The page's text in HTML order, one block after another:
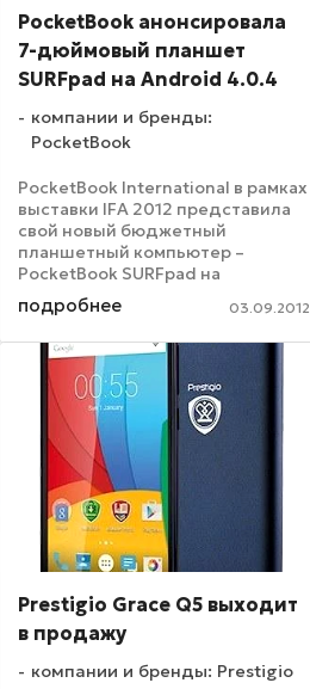
PocketBook анонсировала
7-дюймовый планшет
SURFpad на Android 4.0.4
компании и бренды:
PocketBook
PocketBook International в рамках
выставки IFA 2012 представила
свой новый бюджетный
планшетный компьютер –
PocketBook SURFpad на
платформе Android 4.0.4.
Новинка, построенная на
гигагерцевом процессоре с
архитектурой ARM Cortex-A8,
комплектуется ...
подробнее 03.09.2012
Prestigio Grace Q5 выходит
в продажу
компании и бренды: Prestigio